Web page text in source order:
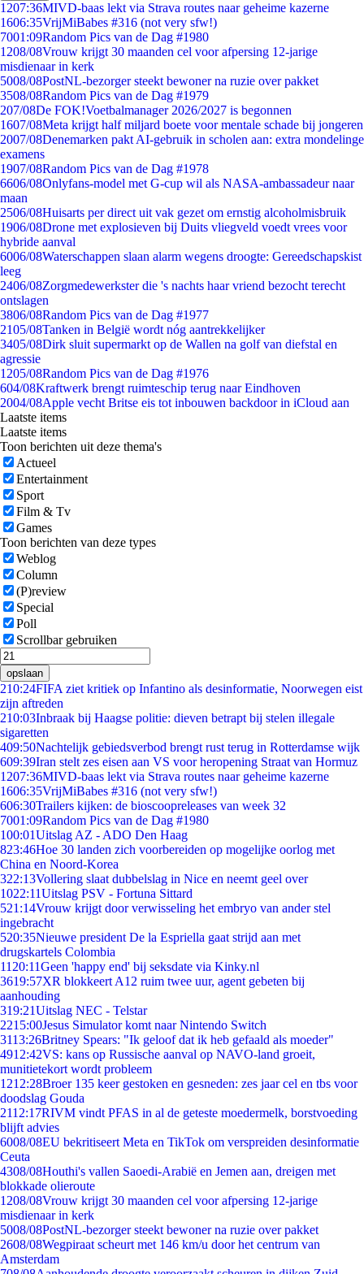
1207:36MIVD-baas lekt via Strava routes naar geheime kazerne
1606:35VrijMiBabes #316 (not very sfw!)
7001:09Random Pics van de Dag #1980
1208/08Vrouw krijgt 30 maanden cel voor afpersing 12-jarige
misdienaar in kerk
5008/08PostNL-bezorger steekt bewoner na ruzie over pakket
3508/08Random Pics van de Dag #1979
207/08De FOK!Voetbalmanager 2026/2027 is begonnen
1607/08Meta krijgt half miljard boete voor mentale schade bij jongeren
2007/08Denemarken pakt AI-gebruik in scholen aan: extra mondelinge
examens
1907/08Random Pics van de Dag #1978
6606/08Onlyfans-model met G-cup wil als NASA-ambassadeur naar
maan
2506/08Huisarts per direct uit vak gezet om ernstig alcoholmisbruik
1906/08Drone met explosieven bij Duits vliegveld voedt vrees voor
hybride aanval
6006/08Waterschappen slaan alarm wegens droogte: Gereedschapskist
leeg
2406/08Zorgmedewerkster die 's nachts haar vriend bezocht terecht
ontslagen
3806/08Random Pics van de Dag #1977
2105/08Tanken in België wordt nóg aantrekkelijker
3405/08Dirk sluit supermarkt op de Wallen na golf van diefstal en
agressie
1205/08Random Pics van de Dag #1976
604/08Kraftwerk brengt ruimteschip terug naar Eindhoven
2004/08Apple vecht Britse eis tot inbouwen backdoor in iCloud aan
Laatste items
Laatste items
Toon berichten uit deze thema's
Actueel
Entertainment
Sport
Film & Tv
Games
Toon berichten van deze types
Weblog
Column
(P)review
Special
Poll
Scrollbar gebruiken
opslaan
210:24FIFA ziet kritiek op Infantino als desinformatie, Noorwegen eist
zijn aftreden
210:03Inbraak bij Haagse politie: dieven betrapt bij stelen illegale
sigaretten
409:50Nachtelijk gebiedsverbod brengt rust terug in Rotterdamse wijk
609:39Iran stelt zes eisen aan VS voor heropening Straat van Hormuz
1207:36MIVD-baas lekt via Strava routes naar geheime kazerne
1606:35VrijMiBabes #316 (not very sfw!)
606:30Trailers kijken: de bioscoopreleases van week 32
7001:09Random Pics van de Dag #1980
100:01Uitslag AZ - ADO Den Haag
823:46Hoe 30 landen zich voorbereiden op mogelijke oorlog met
China en Noord-Korea
322:13Vollering slaat dubbelslag in Nice en neemt geel over
1022:11Uitslag PSV - Fortuna Sittard
521:14Vrouw krijgt door verwisseling het embryo van ander stel
ingebracht
520:35Nieuwe president De la Espriella gaat strijd aan met
drugskartels Colombia
11 20:11Geen 'happy end' bij seksdate via Kinky.nl
3619:57XR blokkeert A12 ruim twee uur, agent gebeten bij
aanhouding
319:21Uitslag NEC - Telstar
2215:00Jesus Simulator komt naar Nintendo Switch
3113:26Britney Spears: "Ik geloof dat ik heb gefaald als moeder"
4912:42VS: kans op Russische aanval op NAVO-land groeit,
munitietekort wordt probleem
1212:28Broer 135 keer gestoken en gesneden: zes jaar cel en tbs voor
doodslag Gouda
2112:17RIVM vindt PFAS in al de geteste moedermelk, borstvoeding
blijft advies
6008/08EU bekritiseert Meta en TikTok om verspreiden desinformatie
Ceuta
4308/08Houthi's vallen Saoedi-Arabië en Jemen aan, dreigen met
blokkade olieroute
1208/08Vrouw krijgt 30 maanden cel voor afpersing 12-jarige
misdienaar in kerk
5008/08PostNL-bezorger steekt bewoner na ruzie over pakket
2608/08Wegpiraat scheurt met 146 km/u door het centrum van
Amsterdam